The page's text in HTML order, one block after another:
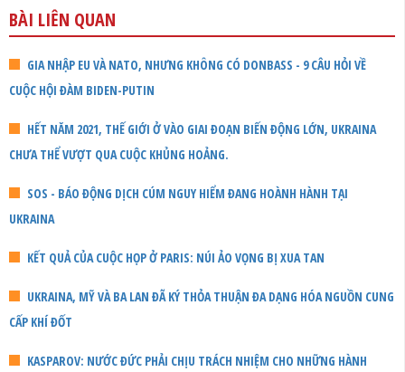
BÀI LIÊN QUAN
GIA NHẬP EU VÀ NATO, NHƯNG KHÔNG CÓ DONBASS - 9 CÂU HỎI VỀ
CUỘC HỘI ĐÀM BIDEN-PUTIN
HẾT NĂM 2021, THẾ GIỚI Ở VÀO GIAI ĐOẠN BIẾN ĐỘNG LỚN, UKRAINA
CHƯA THỂ VƯỢT QUA CUỘC KHỦNG HOẢNG.
SOS - BÁO ĐỘNG DỊCH CÚM NGUY HIỂM ĐANG HOÀNH HÀNH TẠI
UKRAINA
KẾT QUẢ CỦA CUỘC HỌP Ở PARIS: NÚI ẢO VỌNG BỊ XUA TAN
UKRAINA, MỸ VÀ BA LAN ĐÃ KÝ THỎA THUẬN ĐA DẠNG HÓA NGUỒN CUNG
CẤP KHÍ ĐỐT
KASPAROV: NƯỚC ĐỨC PHẢI CHỊU TRÁCH NHIỆM CHO NHỮNG HÀNH